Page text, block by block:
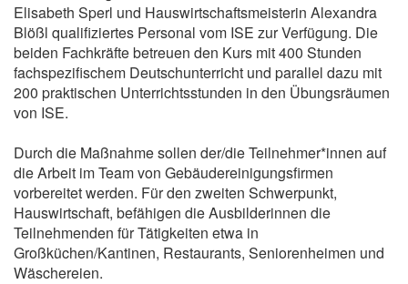
Elisabeth Sperl und Hauswirtschaftsmeisterin Alexandra
Blößl qualifiziertes Personal vom ISE zur Verfügung. Die
beiden Fachkräfte betreuen den Kurs mit 400 Stunden
fachspezifischem Deutschunterricht und parallel dazu mit
200 praktischen Unterrichtsstunden in den Übungsräumen
von ISE.
Durch die Maßnahme sollen der/die Teilnehmer*innen auf
die Arbeit im Team von Gebäudereinigungsfirmen
vorbereitet werden. Für den zweiten Schwerpunkt,
Hauswirtschaft, befähigen die Ausbilderinnen die
Teilnehmenden für Tätigkeiten etwa in
Großküchen/Kantinen, Restaurants, Seniorenheimen und
Wäschereien.